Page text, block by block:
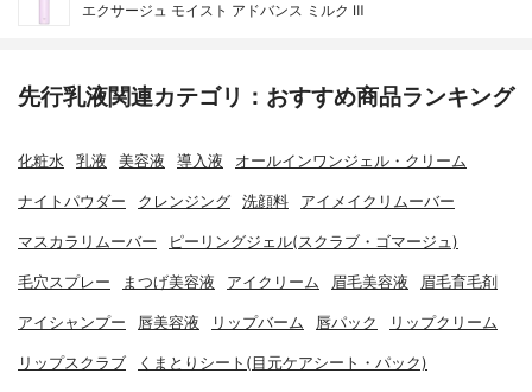
エクサージュ モイスト アドバンス ミルク Ⅲ
先行乳液関連カテゴリ：おすすめ商品ランキング
化粧水 乳液 美容液 導入液 オールインワンジェル・クリーム
ナイトパウダー クレンジング 洗顔料 アイメイクリムーバー
マスカラリムーバー ピーリングジェル(スクラブ・ゴマージュ)
毛穴スプレー まつげ美容液 アイクリーム 眉毛美容液 眉毛育毛剤
アイシャンプー 唇美容液 リップバーム 唇パック リップクリーム
リップスクラブ くまとりシート(目元ケアシート・パック)